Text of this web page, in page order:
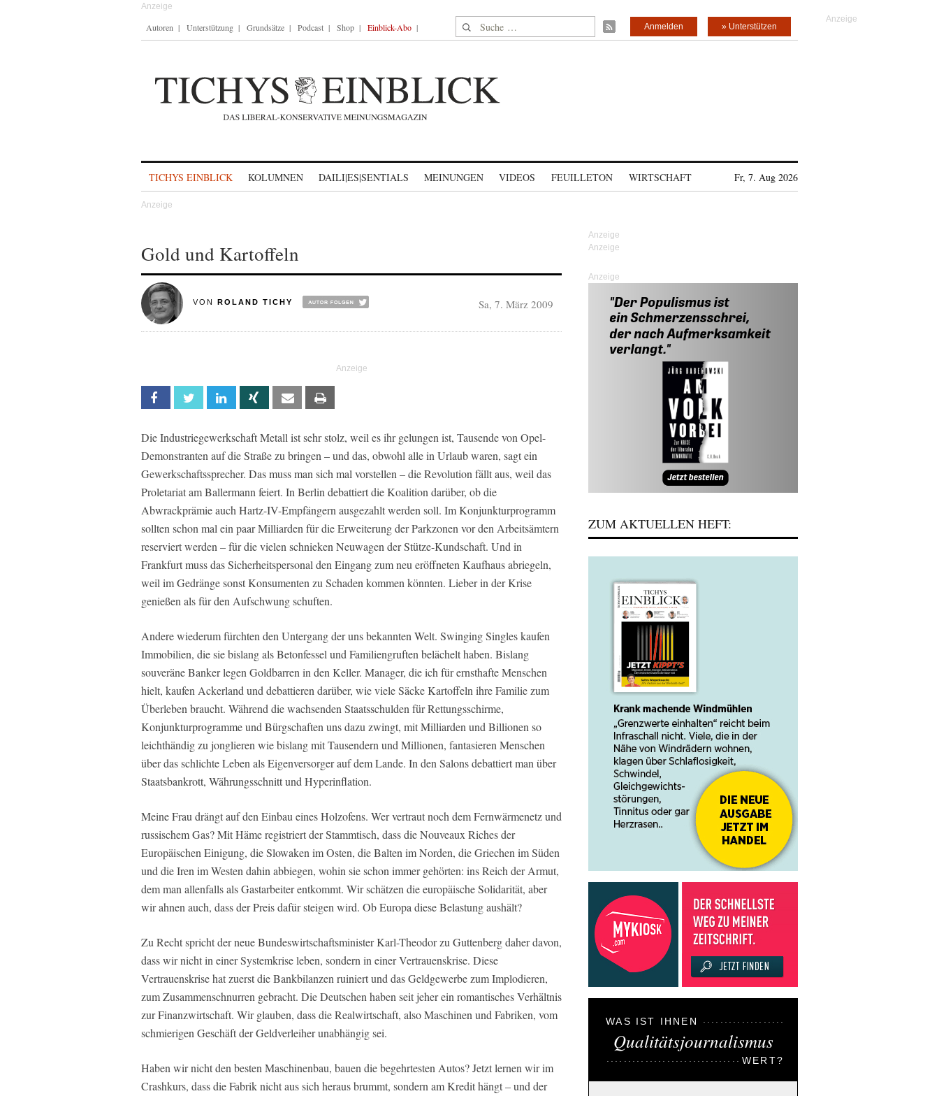
Autoren Unterstützung Grundsätze Podcast Shop Einblick-Abo Suche nach: » Unterstützen
Anmelden
TICHYS EINBLICK KOLUMNEN DAILI|ES|SENTIALS MEINUNGEN VIDEOS FEUILLETON WIRTSCHAFT Fr, 7. Aug 2026
Gold und Kartoffeln
VON ROLAND TICHY Sa, 7. März 2009
Facebook Twitter Linkedin Xing Email
Die Industriegewerkschaft Metall ist sehr stolz, weil es ihr gelungen ist, Tausende von Opel-
Demonstranten auf die Straße zu bringen – und das, obwohl alle in Urlaub waren, sagt ein
Gewerkschaftssprecher. Das muss man sich mal vorstellen – die Revolution fällt aus, weil das
Proletariat am Ballermann feiert. In Berlin debattiert die Koalition darüber, ob die
Abwrackprämie auch Hartz-IV-Empfängern ausgezahlt werden soll. Im Konjunkturprogramm
sollten schon mal ein paar Milliarden für die Erweiterung der Parkzonen vor den Arbeitsämtern
reserviert werden – für die vielen schnieken Neuwagen der Stütze-Kundschaft. Und in
Frankfurt muss das Sicherheitspersonal den Eingang zum neu eröffneten Kaufhaus abriegeln,
weil im Gedränge sonst Konsumenten zu Schaden kommen könnten. Lieber in der Krise
genießen als für den Aufschwung schuften.
Andere wiederum fürchten den Untergang der uns bekannten Welt. Swinging Singles kaufen
Immobilien, die sie bislang als Betonfessel und Familiengruften belächelt haben. Bislang
souveräne Banker legen Goldbarren in den Keller. Manager, die ich für ernsthafte Menschen
hielt, kaufen Ackerland und debattieren darüber, wie viele Säcke Kartoffeln ihre Familie zum
Überleben braucht. Während die wachsenden Staatsschulden für Rettungsschirme,
Konjunkturprogramme und Bürgschaften uns dazu zwingt, mit Milliarden und Billionen so
leichthändig zu jonglieren wie bislang mit Tausendern und Millionen, fantasieren Menschen
über das schlichte Leben als Eigenversorger auf dem Lande. In den Salons debattiert man über
Staatsbankrott, Währungsschnitt und Hyperinflation.
Meine Frau drängt auf den Einbau eines Holzofens. Wer vertraut noch dem Fernwärmenetz und
russischem Gas? Mit Häme registriert der Stammtisch, dass die Nouveaux Riches der
Europäischen Einigung, die Slowaken im Osten, die Balten im Norden, die Griechen im Süden
und die Iren im Westen dahin abbiegen, wohin sie schon immer gehörten: ins Reich der Armut,
dem man allenfalls als Gastarbeiter entkommt. Wir schätzen die europäische Solidarität, aber
wir ahnen auch, dass der Preis dafür steigen wird. Ob Europa diese Belastung aushält?
Zu Recht spricht der neue Bundeswirtschaftsminister Karl-Theodor zu Guttenberg daher davon,
dass wir nicht in einer Systemkrise leben, sondern in einer Vertrauenskrise. Diese
Vertrauenskrise hat zuerst die Bankbilanzen ruiniert und das Geldgewerbe zum Implodieren,
zum Zusammenschnurren gebracht. Die Deutschen haben seit jeher ein romantisches Verhältnis
zur Finanzwirtschaft. Wir glauben, dass die Realwirtschaft, also Maschinen und Fabriken, vom
schmierigen Geschäft der Geldverleiher unabhängig sei.
Haben wir nicht den besten Maschinenbau, bauen die begehrtesten Autos? Jetzt lernen wir im
Crashkurs, dass die Fabrik nicht aus sich heraus brummt, sondern am Kredit hängt – und der
Anzeige
ZUM AKTUELLEN HEFT:
WAS IST IHNEN
Qualitätsjournalismus
WERT?